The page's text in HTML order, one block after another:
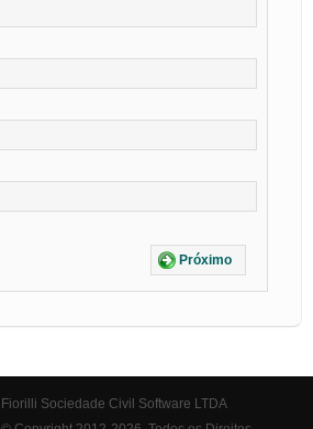
Próximo
Fiorilli Sociedade Civil Software LTDA